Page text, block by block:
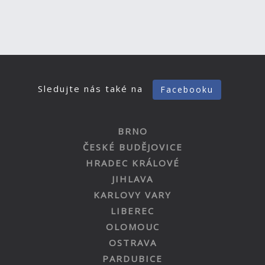
Sledujte nás také na Facebooku
BRNO
ČESKÉ BUDĚJOVICE
HRADEC KRÁLOVÉ
JIHLAVA
KARLOVY VARY
LIBEREC
OLOMOUC
OSTRAVA
PARDUBICE